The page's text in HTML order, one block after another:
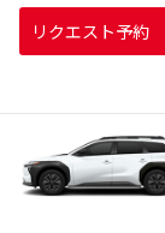
リクエスト予約